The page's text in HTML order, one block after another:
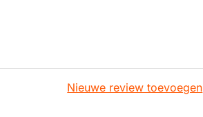
Nieuwe review toevoegen